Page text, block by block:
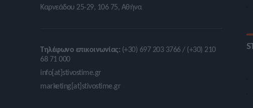
Καρνεάδου 25-29, 106 75, Αθήνα
Τηλέφωνο επικοινωνίας: (+30) 697 203 3766 / (+30) 210
68 71 000
info[at]stivostime.gr
marketing[at]stivostime.gr